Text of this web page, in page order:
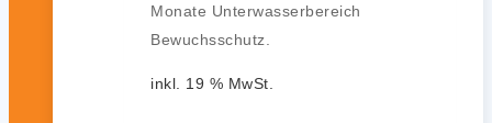
Monate Unterwasserbereich
Bewuchsschutz.
inkl. 19 % MwSt.